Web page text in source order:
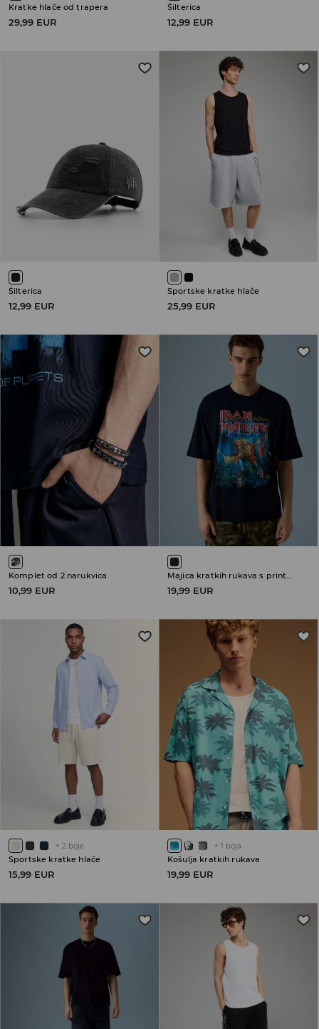
Kratke hlače od trapera
29,99 EUR
Šilterica
12,99 EUR
Šilterica
12,99 EUR
Sportske kratke hlače
25,99 EUR
Komplet od 2 narukvica
10,99 EUR 19,99 EUR
+ 2 boje
Sportske kratke hlače
15,99 EUR
+ 1 boja
Košulja kratkih rukava
19,99 EUR